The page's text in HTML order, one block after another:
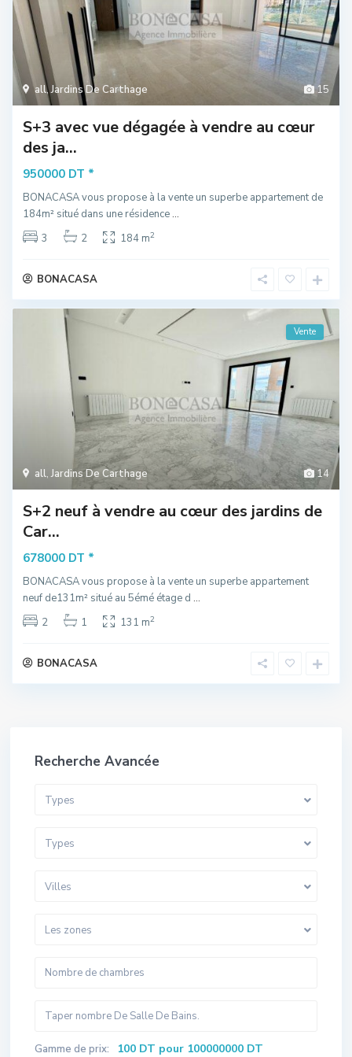
15
all,Jardins De Carthage
S+3 avec vue dégagée à vendre au cœur
des ja...
950000 DT *
BONACASA vous propose à la vente un superbe appartement de
184m² situé dans une résidence...
3
2 184 m2
BONACASA
14
all,Jardins De Carthage
Vente
S+2 neuf à vendre au cœur des jardins de
Car...
678000 DT *
BONACASA vous propose à la vente un superbe appartement
neuf de131m² situé au 5émé étage d ...
2
1 131 m2
BONACASA
Recherche Avancée
Types
Types
Villes
Les zones
Gamme de prix: 100 DT pour 100000000 DT